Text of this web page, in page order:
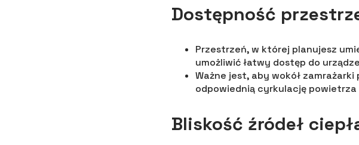
Dostępność
Przestrzeń, w której planujesz
umożliwić łatwy dostęp do
Ważne jest, aby wokół
odpowiednią cyrkulację
Bliskość źródeł